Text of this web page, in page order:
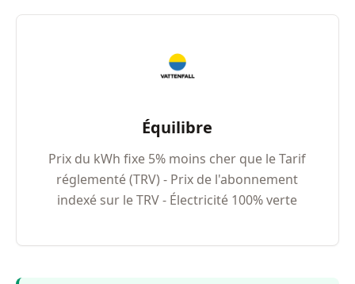
Équilibre
Prix du kWh fixe 5% moins cher que le Tarif
réglementé (TRV) - Prix de l'abonnement
indexé sur le TRV - Électricité 100% verte